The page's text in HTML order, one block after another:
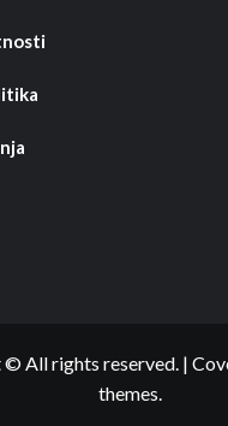
All rights reserved. |
themes.